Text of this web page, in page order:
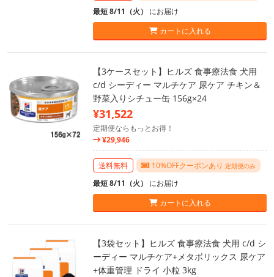
最短 8/11（火） にお届け
カートに入れる
【3ケースセット】ヒルズ 食事療法食 犬用
c/d シーディー マルチケア 尿ケア チキン＆
野菜入りシチュー缶 156g×24
¥31,522
定期便ならもっとお得！
¥29,946
送料無料 10%OFFクーポンあり 定期便のみ
最短 8/11（火） にお届け
カートに入れる
【3袋セット】ヒルズ 食事療法食 犬用 c/d シ
ーディー マルチケア+メタボリックス 尿ケア
+体重管理 ドライ 小粒 3kg